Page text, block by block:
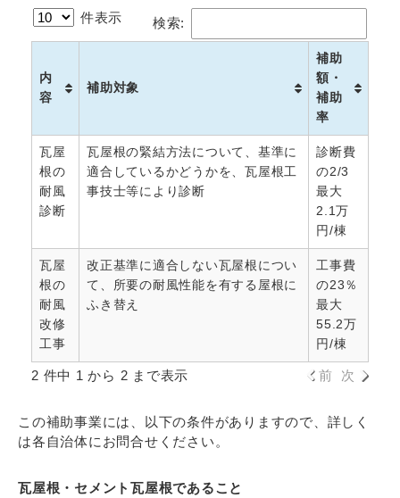
件表示 検索:
内
容
補助対象
補助
額・
補助
率
瓦屋
根の
耐風
診断
瓦屋根の緊結方法について、基準に
適合しているかどうかを、瓦屋根工
事技士等により診断
診断費
の2/3
最大
2.1万
円/棟
瓦屋
根の
耐風
改修
工事
改正基準に適合しない瓦屋根につい
て、所要の耐風性能を有する屋根に
ふき替え
工事費
の23％
最大
55.2万
円/棟
2 件中 1 から 2 まで表示 前 次
この補助事業には、以下の条件がありますので、詳しく
は各自治体にお問合せください。
瓦屋根・セメント瓦屋根であること